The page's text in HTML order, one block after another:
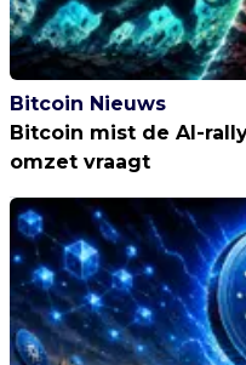
Bitcoin Nieuws
Bitcoin mist de AI-
omzet vraagt